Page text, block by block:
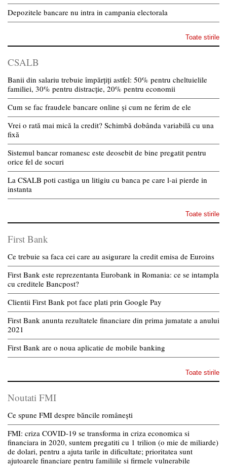
Depozitele bancare nu intra in campania electorala
Toate stirile
CSALB
Banii din salariu trebuie împărțiți astfel: 50% pentru cheltuielile
familiei, 30% pentru distracție, 20% pentru economii
Cum se fac fraudele bancare online și cum ne ferim de ele
Vrei o rată mai mică la credit? Schimbă dobânda variabilă cu una
fixă
Sistemul bancar romanesc este deosebit de bine pregatit pentru
orice fel de socuri
La CSALB poti castiga un litigiu cu banca pe care l-ai pierde in
instanta
Toate stirile
First Bank
Ce trebuie sa faca cei care au asigurare la credit emisa de Euroins
First Bank este reprezentanta Eurobank in Romania: ce se intampla
cu creditele Bancpost?
Clientii First Bank pot face plati prin Google Pay
First Bank anunta rezultatele financiare din prima jumatate a anului
2021
First Bank are o noua aplicatie de mobile banking
Toate stirile
Noutati FMI
Ce spune FMI despre băncile românești
FMI: criza COVID-19 se transforma in criza economica si
financiara in 2020, suntem pregatiti cu 1 trilion (o mie de miliarde)
de dolari, pentru a ajuta tarile in dificultate; prioritatea sunt
ajutoarele financiare pentru familiile si firmele vulnerabile